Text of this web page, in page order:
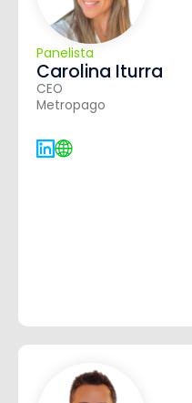
Panelista
Carolina Iturra
CEO
Metropago